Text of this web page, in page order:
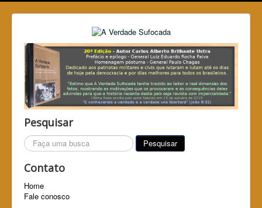
Pesquisar
Pesquisar... Pesquisar
Contato
Home
Fale conosco